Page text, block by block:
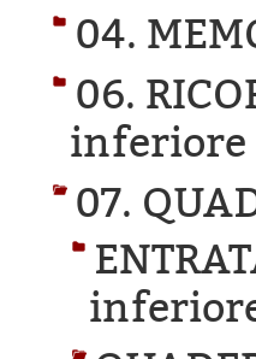
04.
06.
inferiore
07.